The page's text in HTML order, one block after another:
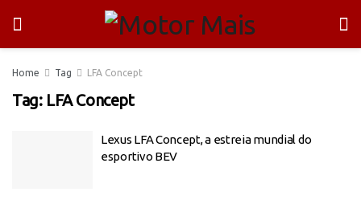
Home Tag LFA Concept
Tag: LFA Concept
Lexus LFA Concept, a estreia mundial do
esportivo BEV